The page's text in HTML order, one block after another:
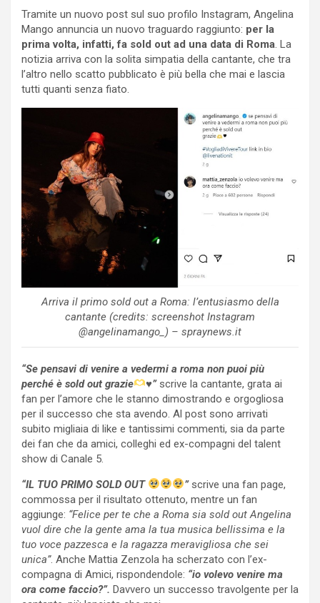
Tramite un nuovo post sul suo profilo Instagram, Angelina
Mango annuncia un nuovo traguardo raggiunto: per la
prima volta, infatti, fa sold out ad una data di Roma. La
notizia arriva con la solita simpatia della cantante, che tra
l’altro nello scatto pubblicato è più bella che mai e lascia
tutti quanti senza fiato.
Arriva il primo sold out a Roma: l’entusiasmo della
cantante (credits: screenshot Instagram
@angelinamango_) – spraynews.it
“Se pensavi di venire a vedermi a roma non puoi più
perché è sold out grazie
♥️” scrive la cantante, grata ai
fan per l’amore che le stanno dimostrando e orgogliosa
per il successo che sta avendo. Al post sono arrivati
subito migliaia di like e tantissimi commenti, sia da parte
dei fan che da amici, colleghi ed ex-compagni del talent
show di Canale 5.
“IL TUO PRIMO SOLD OUT
” scrive una fan page,
commossa per il risultato ottenuto, mentre un fan
aggiunge: “Felice per te che a Roma sia sold out Angelina
vuol dire che la gente ama la tua musica bellissima e la
tuo voce pazzesca e la ragazza meravigliosa che sei
unica”. Anche Mattia Zenzola ha scherzato con l’ex-
compagna di Amici, rispondendole: “io volevo venire ma
ora come faccio?”. Davvero un successo travolgente per la